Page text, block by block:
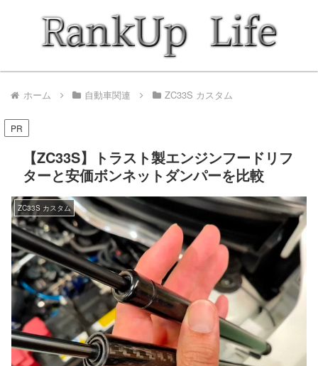
ホーム 自動車関連 ZC33S カスタム
PR
【ZC33S】トラスト製エンジンフードリフ
ターと安価ボンネットダンパーを比較
ZC33S カスタム